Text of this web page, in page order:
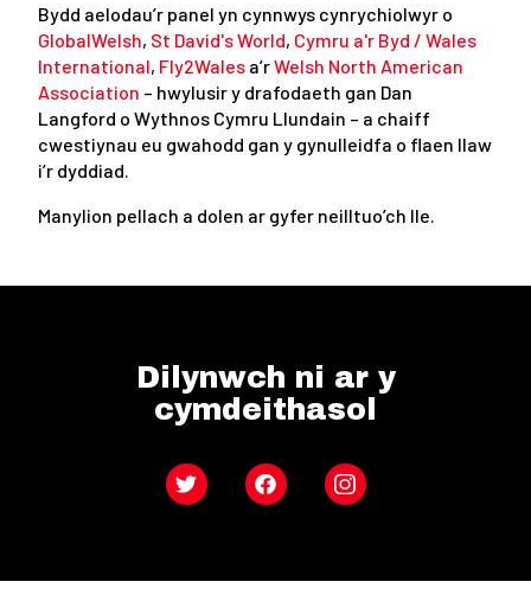
Bydd aelodau’r panel yn cynnwys cynrychiolwyr o
GlobalWelsh, St David's World, Cymru a'r Byd / Wales
International, Fly2Wales a’rWelsh North American
Association – hwylusir y drafodaeth gan Dan
Langford o Wythnos Cymru Llundain – a chaiff
cwestiynau eu gwahodd gan y gynulleidfa o flaen llaw
i’r dyddiad.
Manylion pellach a dolen ar gyfer neilltuo’ch lle.
Dilynwch ni ar y
cymdeithasol
Twitter FacebookInstagram